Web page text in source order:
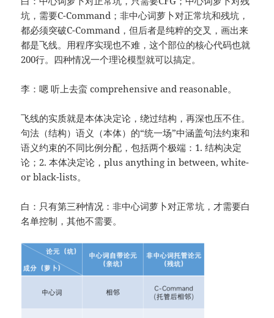
坑，需要C-Command；非中心词萝卜对正常坑和残坑，
都必须突破C-Command，但后者是纯粹的交叉，画出来
都是飞线。用程序实现也不难，这个部位的核心代码也就
200行。四种情况一个理论模型就可以搞定。
李：嗯 听上去蛮 comprehensive and reasonable。
飞线的实质就是本体决定论，绕过结构，再深也压不住。
句法（结构）语义（本体）的“统一场”中涵盖句法约束和
语义约束的不同比例分配，包括两个极端：1. 结构决定
论；2. 本体决定论，plus anything in between, white-
or black-lists。
白：只有第三种情况：非中心词萝卜对正常坑，才需要白
名单控制，其他不需要。